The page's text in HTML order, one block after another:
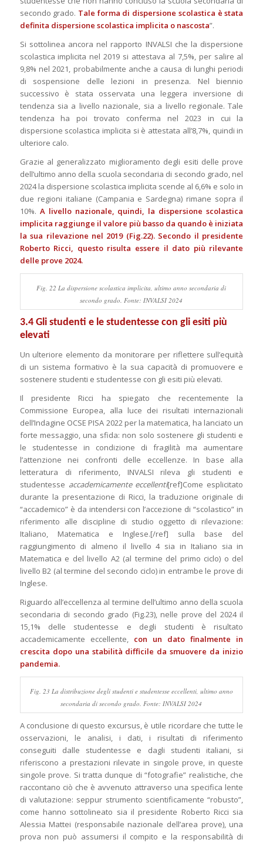
secondo grado. Tale forma di dispersione scolastica è stata
definita dispersione scolastica implicita o nascosta”.
Si sottolinea ancora nel rapporto INVALSI che la dispersione
scolastica implicita nel 2019 si attestava al 7,5%, per salire al
9,8% nel 2021, probabilmente anche a causa di lunghi periodi
di sospensione delle lezioni in presenza. Nel biennio
successivo è stata osservata una leggera inversione di
tendenza sia a livello nazionale, sia a livello regionale. Tale
tendenza ha poi trovato conferma nel 2023 in cui la
dispersione scolastica implicita si è attestata all’8,7%, quindi in
ulteriore calo.
Grazie al generalizzato miglioramento degli esiti delle prove
dell’ultimo anno della scuola secondaria di secondo grado, nel
2024 la dispersione scolastica implicita scende al 6,6% e solo in
due regioni italiane (Campania e Sardegna) rimane sopra il
10%. A livello nazionale, quindi, la dispersione scolastica
implicita raggiunge il valore più basso da quando è iniziata
la sua rilevazione nel 2019 (Fig.22). Secondo il presidente
Roberto Ricci, questo risulta essere il dato più rilevante
delle prove 2024.
Fig. 22 La dispersione scolastica implicita, ultimo anno secondaria di
secondo grado. Fonte: INVALSI 2024
3.4 Gli studenti e le studentesse con gli esiti più
elevati
Un ulteriore elemento da monitorare per riflettere sull’equità
di un sistema formativo è la sua capacità di promuovere e
sostenere studenti e studentesse con gli esiti più elevati.
Il presidente Ricci ha spiegato che recentemente la
Commissione Europea, alla luce dei risultati internazionali
dell’Indagine OCSE PISA 2022 per la matematica, ha lanciato un
forte messaggio, una sfida: non solo sostenere gli studenti e
le studentesse in condizione di fragilità ma aumentare
l’attenzione nei confronti delle eccellenze. In base alla
letteratura di riferimento, INVALSI rileva gli studenti e
studentesse accademicamente eccellenti[ref]Come esplicitato
durante la presentazione di Ricci, la traduzione originale di
“accademico” è da intendersi con l’accezione di “scolastico” in
riferimento alle discipline di studio oggetto di rilevazione:
Italiano, Matematica e Inglese.[/ref] sulla base del
raggiungimento di almeno il livello 4 sia in Italiano sia in
Matematica e del livello A2 (al termine del primo ciclo) o del
livello B2 (al termine del secondo ciclo) in entrambe le prove di
Inglese.
Riguardo all’eccellenza al termine dell’ultimo anno della scuola
secondaria di secondo grado (Fig.23), nelle prove del 2024 il
15,1% delle studentesse e degli studenti è risultato
accademicamente eccellente, con un dato finalmente in
crescita dopo una stabilità difficile da smuovere da inizio
pandemia.
Fig. 23 La distribuzione degli studenti e studentesse eccellenti, ultimo anno
secondaria di secondo grado. Fonte: INVALSI 2024
A conclusione di questo excursus, è utile ricordare che tutte le
osservazioni, le analisi, i dati, i risultati di riferimento
conseguiti dalle studentesse e dagli studenti italiani, si
riferiscono a prestazioni rilevate in singole prove, in queste
singole prove. Si tratta dunque di “fotografie” realistiche, che
raccontano ciò che è avvenuto attraverso una specifica lente
di valutazione: seppur strumento scientificamente “robusto”,
come hanno sottolineato sia il presidente Roberto Ricci sia
Alessia Mattei (responsabile nazionale dell’area prove), una
prova non può assumersi il compito e la responsabilità di